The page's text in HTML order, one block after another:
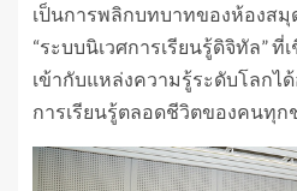
เป็นการพลิกบทบาทของห้องส
“ระบบนิเวศการเรียนรู้ดิจิทัล”
เข้ากับแหล่งความรู้ระดับโลกไ
การเรียนรู้ตลอดชีวิตของคนทุก